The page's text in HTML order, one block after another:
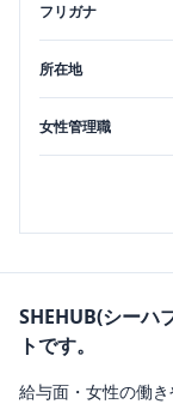
フリガナ
所在地
女性管理職
SHEHUB(シーハ
トです。
給与面・女性の働